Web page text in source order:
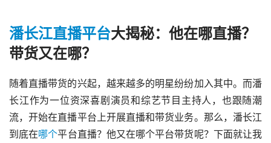
潘长江直播平台大揭秘：他在哪直播？
带货又在哪？
随着直播带货的兴起，越来越多的明星纷纷加入其中。而潘
长江作为一位资深喜剧演员和综艺节目主持人，也跟随潮
流，开始在直播平台上开展直播和带货业务。那么，潘长江
到底在哪个平台直播？他又在哪个平台带货呢？下面就让我